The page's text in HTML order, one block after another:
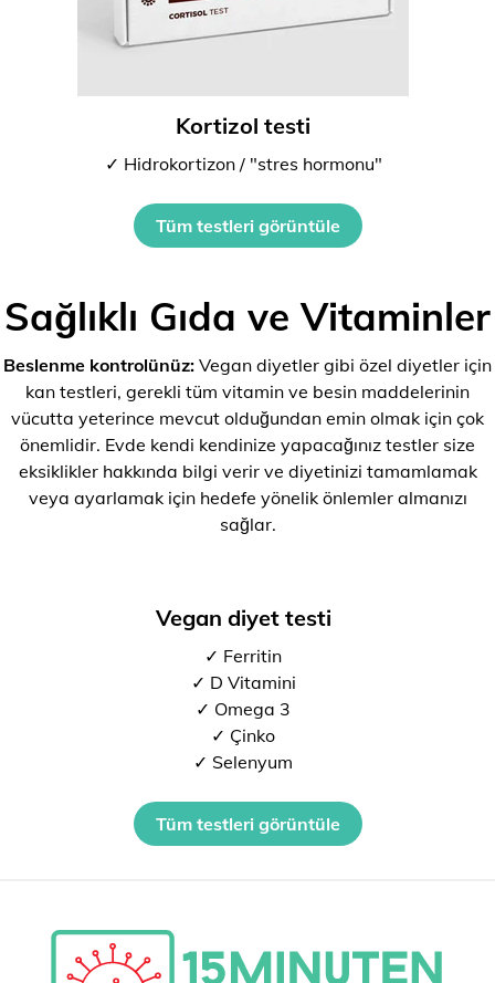
Kortizol testi
✓ Hidrokortizon / "stres hormonu"
Tüm testleri görüntüle
Sağlıklı Gıda ve Vitaminler
Beslenme kontrolünüz: Vegan diyetler gibi özel diyetler için
kan testleri, gerekli tüm vitamin ve besin maddelerinin
vücutta yeterince mevcut olduğundan emin olmak için çok
önemlidir. Evde kendi kendinize yapacağınız testler size
eksiklikler hakkında bilgi verir ve diyetinizi tamamlamak
veya ayarlamak için hedefe yönelik önlemler almanızı
sağlar.
Vegan diyet testi
✓ Ferritin
✓ D Vitamini
✓ Omega 3
✓ Çinko
✓ Selenyum
Tüm testleri görüntüle